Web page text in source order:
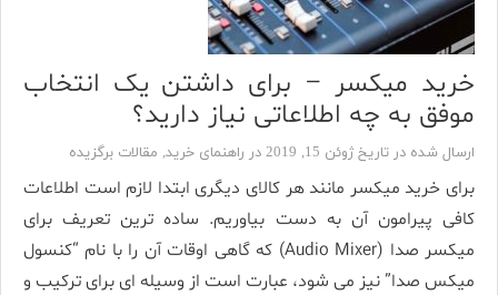
خرید میکسر – برای داشتن یک انتخاب
موفق به چه اطلاعاتی نیاز دارید؟
ارسال شده در تاریخ ژوئن 15, 2019 در راهنمای خرید, مقالات برگزیده
برای خرید میکسر مانند هر کالای دیگری ابتدا لازم است اطلاعات
کافی پیرامون آن به دست بیاوریم. ساده ترین تعریف برای
میکسر صدا (Audio Mixer) که گاهی اوقات آن را با نام “کنسول
میکس صدا” نیز می شود، عبارت است از وسیله ای برای ترکیب و